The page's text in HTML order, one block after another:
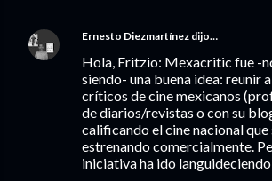
Ernesto Diezmartínez dijo…
Hola, Fritzio: Mexacritic fue -
siendo- una buena idea: reunir
críticos de cine mexicanos
de diarios/revistas o con su
calificando el cine nacional que
estrenando comercialmente.
iniciativa ha ido